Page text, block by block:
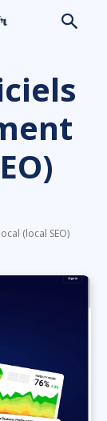
(local SEO)